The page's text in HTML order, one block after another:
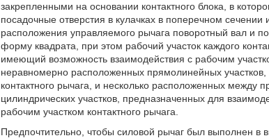
закрепленными на основании контактного блока, в
посадочные отверстия в кулачках в поперечном
расположения управляемого рычага поворотный вал и
форму квадрата, при этом рабочий участок каждого
имеющий возможность взаимодействия с рабочим
неравномерно расположенных прямолинейных
контактного рычага, и несколько расположенных между
цилиндрических участков, предназначенных для
рабочим участком контактного рычага.
Предпочтительно, чтобы силовой рычаг был выполнен в